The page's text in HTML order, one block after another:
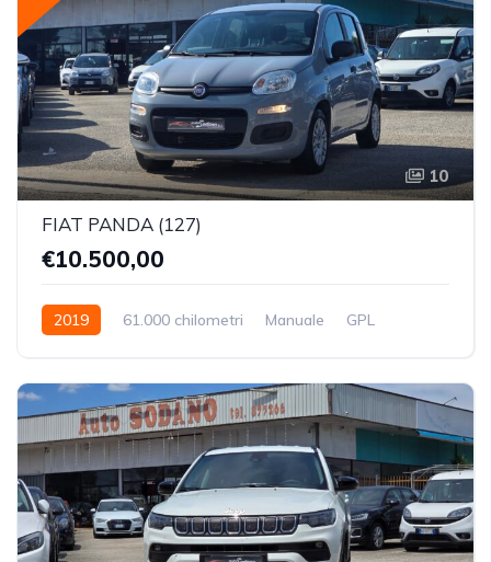
10
FIAT PANDA (127)
€10.500,00
2019 61.000 chilometri Manuale
GPL